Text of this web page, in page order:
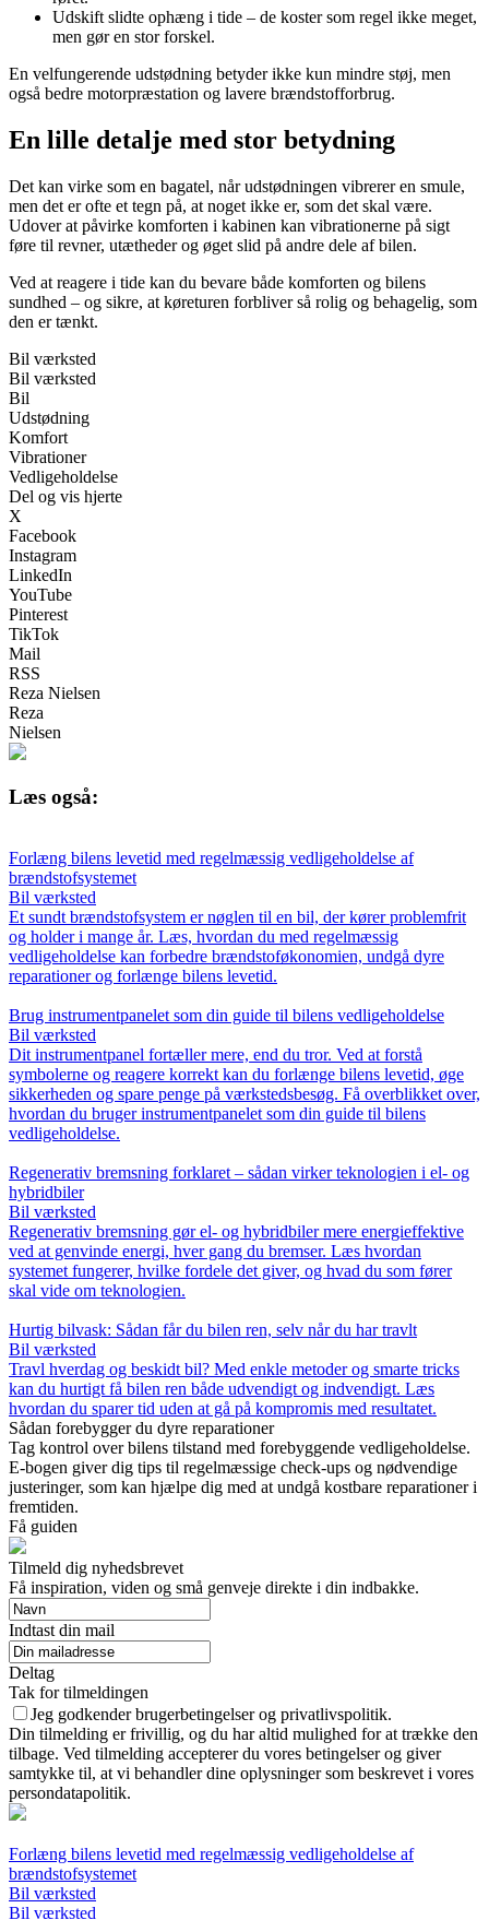
Udskift slidte ophæng i tide – de koster som regel ikke meget,
men gør en stor forskel.
En velfungerende udstødning betyder ikke kun mindre støj, men
også bedre motorpræstation og lavere brændstofforbrug.
En lille detalje med stor betydning
Det kan virke som en bagatel, når udstødningen vibrerer en smule,
men det er ofte et tegn på, at noget ikke er, som det skal være.
Udover at påvirke komforten i kabinen kan vibrationerne på sigt
føre til revner, utætheder og øget slid på andre dele af bilen.
Ved at reagere i tide kan du bevare både komforten og bilens
sundhed – og sikre, at køreturen forbliver så rolig og behagelig, som
den er tænkt.
Bil værksted
Bil værksted
Bil
Udstødning
Komfort
Vibrationer
Vedligeholdelse
Del og vis hjerte
X
Facebook
Instagram
LinkedIn
YouTube
Pinterest
TikTok
Mail
RSS
Reza Nielsen
Reza
Nielsen
Læs også:
Forlæng bilens levetid med regelmæssig vedligeholdelse af
brændstofsystemet
Bil værksted
Et sundt brændstofsystem er nøglen til en bil, der kører problemfrit
og holder i mange år. Læs, hvordan du med regelmæssig
vedligeholdelse kan forbedre brændstoføkonomien, undgå dyre
reparationer og forlænge bilens levetid.
Brug instrumentpanelet som din guide til bilens vedligeholdelse
Bil værksted
Dit instrumentpanel fortæller mere, end du tror. Ved at forstå
symbolerne og reagere korrekt kan du forlænge bilens levetid, øge
sikkerheden og spare penge på værkstedsbesøg. Få overblikket over,
hvordan du bruger instrumentpanelet som din guide til bilens
vedligeholdelse.
Regenerativ bremsning forklaret – sådan virker teknologien i el- og
hybridbiler
Bil værksted
Regenerativ bremsning gør el- og hybridbiler mere energieffektive
ved at genvinde energi, hver gang du bremser. Læs hvordan
systemet fungerer, hvilke fordele det giver, og hvad du som fører
skal vide om teknologien.
Hurtig bilvask: Sådan får du bilen ren, selv når du har travlt
Bil værksted
Travl hverdag og beskidt bil? Med enkle metoder og smarte tricks
kan du hurtigt få bilen ren både udvendigt og indvendigt. Læs
hvordan du sparer tid uden at gå på kompromis med resultatet.
Sådan forebygger du dyre reparationer
Tag kontrol over bilens tilstand med forebyggende vedligeholdelse.
E-bogen giver dig tips til regelmæssige check-ups og nødvendige
justeringer, som kan hjælpe dig med at undgå kostbare reparationer i
fremtiden.
Få guiden
Tilmeld dig nyhedsbrevet
Få inspiration, viden og små genveje direkte i din indbakke.
Indtast din mail
Deltag
Tak for tilmeldingen
Jeg godkender brugerbetingelser og privatlivspolitik.
Din tilmelding er frivillig, og du har altid mulighed for at trække den
tilbage. Ved tilmelding accepterer du vores betingelser og giver
samtykke til, at vi behandler dine oplysninger som beskrevet i vores
persondatapolitik.
Forlæng bilens levetid med regelmæssig vedligeholdelse af
brændstofsystemet
Bil værksted
Bil værksted